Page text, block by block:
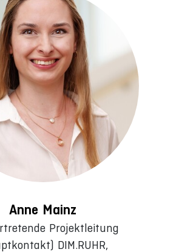
Anne Mainz
Projektleitung
DIM.RUHR,